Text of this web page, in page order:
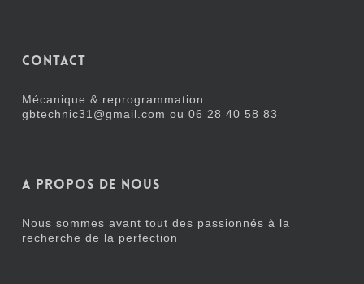
Contact
Mécanique & reprogrammation :
gbtechnic31@gmail.com ou 06 28 40 58 83
A propos de nous
Nous sommes avant tout des passionnés à la
recherche de la perfection